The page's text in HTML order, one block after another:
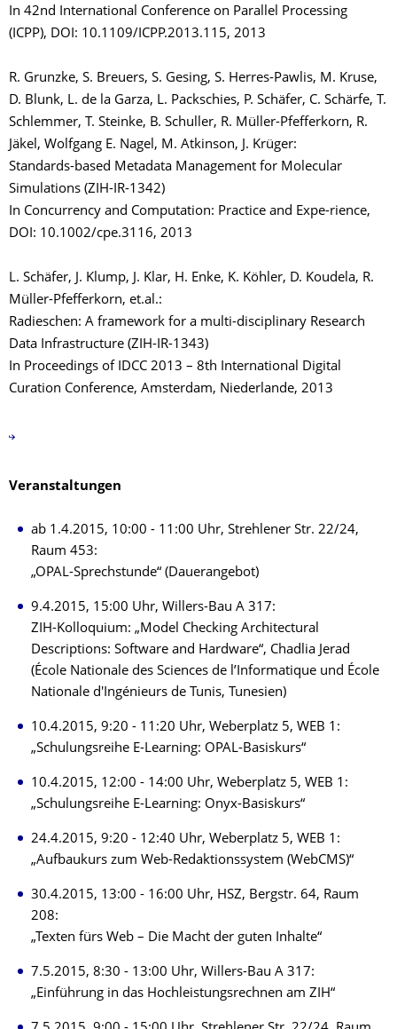
In 42nd International Conference on Parallel Processing
(ICPP), DOI: 10.1109/ICPP.2013.115, 2013
R. Grunzke, S. Breuers, S. Gesing, S. Herres-Pawlis, M. Kruse,
D. Blunk, L. de la Garza, L. Packschies, P. Schäfer, C. Schärfe, T.
Schlemmer, T. Steinke, B. Schuller, R. Müller-Pfefferkorn, R.
Jäkel, Wolfgang E. Nagel, M. Atkinson, J. Krüger:
Standards-based Metadata Management for Molecular
Simulations (ZIH-IR-1342)
In Concurrency and Computation: Practice and Expe-rience,
DOI: 10.1002/cpe.3116, 2013
L. Schäfer, J. Klump, J. Klar, H. Enke, K. Köhler, D. Koudela, R.
Müller-Pfefferkorn, et.al.:
Radieschen: A framework for a multi-disciplinary Research
Data Infrastructure (ZIH-IR-1343)
In Proceedings of IDCC 2013 – 8th International Digital
Curation Conference, Amsterdam, Niederlande, 2013
Veranstaltungen
ab 1.4.2015, 10:00 - 11:00 Uhr, Strehlener Str. 22/24,
Raum 453:
„OPAL-Sprechstunde“ (Dauerangebot)
9.4.2015, 15:00 Uhr, Willers-Bau A 317:
ZIH-Kolloquium: „Model Checking Architectural
Descriptions: Software and Hardware“, Chadlia Jerad
(École Nationale des Sciences de l’Informatique und École
Nationale d'Ingénieurs de Tunis, Tunesien)
10.4.2015, 9:20 - 11:20 Uhr, Weberplatz 5, WEB 1:
„Schulungsreihe E-Learning: OPAL-Basiskurs“
10.4.2015, 12:00 - 14:00 Uhr, Weberplatz 5, WEB 1:
„Schulungsreihe E-Learning: Onyx-Basiskurs“
24.4.2015, 9:20 - 12:40 Uhr, Weberplatz 5, WEB 1:
„Aufbaukurs zum Web-Redaktionssystem (WebCMS)“
30.4.2015, 13:00 - 16:00 Uhr, HSZ, Bergstr. 64, Raum
208:
„Texten fürs Web – Die Macht der guten Inhalte“
7.5.2015, 8:30 - 13:00 Uhr, Willers-Bau A 317:
„Einführung in das Hochleistungsrechnen am ZIH“